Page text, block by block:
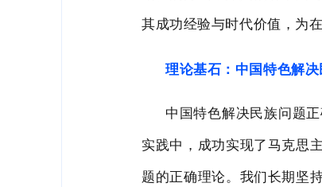
其成功经验与时代价值，为
理论基石：中国特色解
中国特色解决民族问题
实践中，成功实现了马克思
题的正确理论。我们长期坚